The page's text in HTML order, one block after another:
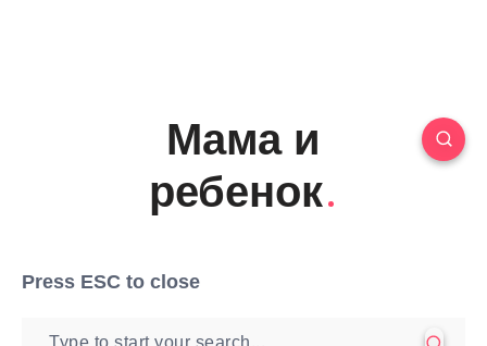
Мама и
ребенок
Press ESC to close